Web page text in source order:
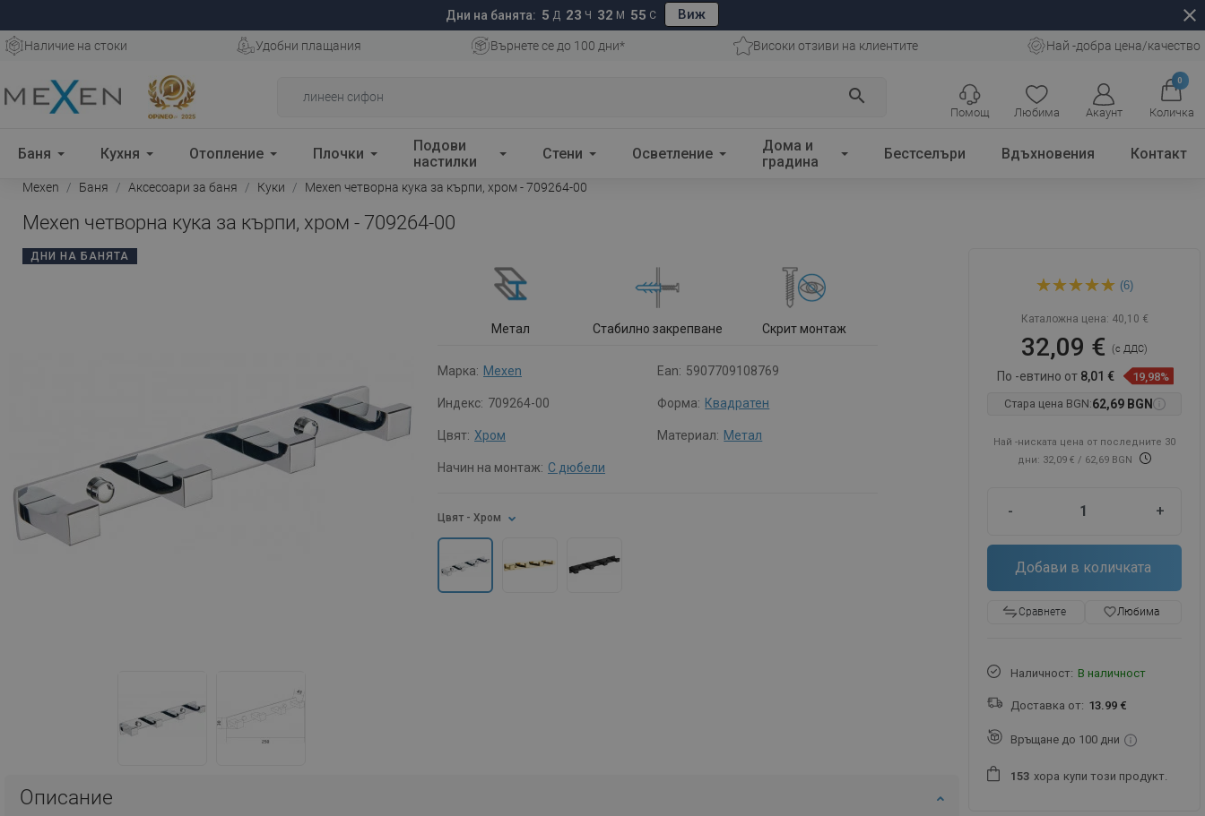
Дни на банята: 5 Д 23 Ч 32 М 54 С Виж close
Наличие на стоки Удобни плащания Върнете се до 100 дни* Високи отзиви на клиентите Най -добра цена/качество
search
Любима Акаунт
0
Количка
Помощ
Баня Кухня Отопление Плочки
Подови
настилки
Стени Осветление
Дома и
градина
Бестселъри Вдъхновения Контакт
Mexen Баня Аксесоари за баня Куки Mexen четворна кука за кърпи, хром - 709264-00
Mexen четворна кука за кърпи, хром - 709264-00
ДНИ НА БАНЯТА
Метал Стабилно закрепване Скрит монтаж
Марка: Mexen Ean: 5907709108769
Индекс: 709264-00 Форма: Квадратен
Цвят: Хром Материал: Метал
Начин на монтаж: С дюбели
Цвят - Хром
Описание
Mexen четворна кука за
кърпи, хром - 709264-00
(6)
Каталожна цена: 40,10 €
32,09 €(с ДДС)
По -евтино от 8,01 €
19,98%
Стара цена BGN:62,69 BGN
Най -ниската цена от последните 30
дни: 32,09 €/ 62,69 BGN
- +
Добави в количката
Сравнете favorite_borderЛюбима
Наличност: В наличност
Доставка от: 13.99 €
Връщане до 100 дни
1 53 хора купи този продукт.